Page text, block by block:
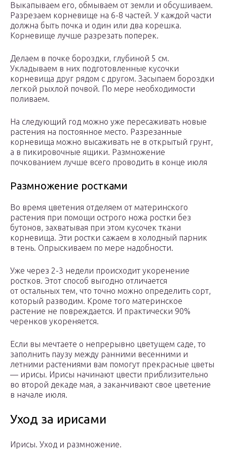
Выкапываем его, обмываем от земли и обсушиваем.
Разрезаем корневище на 6-8 частей. У каждой части
должна быть почка и один или два корешка.
Корневище лучше разрезать поперек.
Делаем в почке бороздки, глубиной 5 см.
Укладываем в них подготовленные кусочки
корневища друг рядом с другом. Засыпаем бороздки
легкой рыхлой почвой. По мере необходимости
поливаем.
На следующий год можно уже пересаживать новые
растения на постоянное место. Разрезанные
корневища можно высаживать не в открытый грунт,
а в пикировочные ящики. Размножение
почкованием лучше всего проводить в конце июля
Размножение ростками
Во время цветения отделяем от материнского
растения при помощи острого ножа ростки без
бутонов, захватывая при этом кусочек ткани
корневища. Эти ростки сажаем в холодный парник
в тень. Опрыскиваем по мере надобности.
Уже через 2-3 недели происходит укоренение
ростков. Этот способ выгодно отличается
от остальных тем, что точно можно определить сорт,
который разводим. Кроме того материнское
растение не повреждается. И практически 90%
черенков укореняется.
Если вы мечтаете о непрерывно цветущем саде, то
заполнить паузу между ранними весенними и
летними растениями вам помогут прекрасные цветы
— ирисы. Ирисы начинают цвести приблизительно
во второй декаде мая, а заканчивают свое цветение
в начале июля.
Уход за ирисами
Ирисы. Уход и размножение.